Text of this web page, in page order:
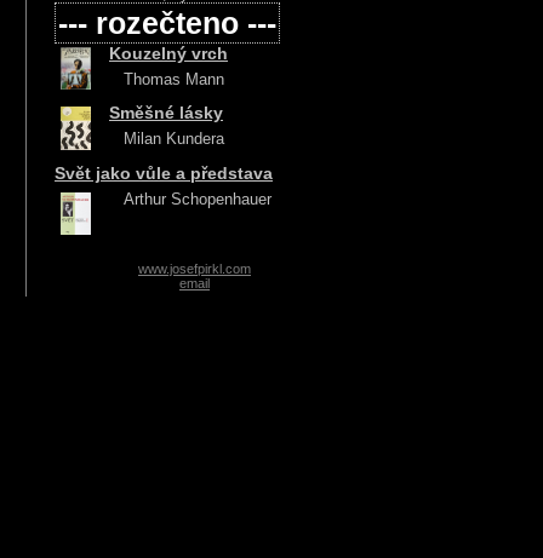
--- rozečteno ---
Kouzelný vrch
Thomas Mann
Směšné lásky
Milan Kundera
Svět jako vůle a představa
Arthur Schopenhauer
www.josefpirkl.com
email